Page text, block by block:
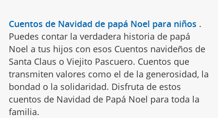
Cuentos de Navidad de papá Noel para niños .
Puedes contar la verdadera historia de papá
Noel a tus hijos con esos Cuentos navideños de
Santa Claus o Viejito Pascuero. Cuentos que
transmiten valores como el de la generosidad, la
bondad o la solidaridad. Disfruta de estos
cuentos de Navidad de Papá Noel para toda la
familia.